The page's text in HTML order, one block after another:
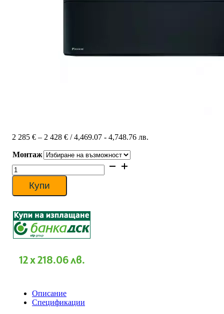
2 285 € – 2 428 €Price
2
285 €
/ 4,469.07 - 4,748.76 лв.
Монтаж
количество
за
Инверторен
климатик
BLACK
STYLISH,
14000
A++
Купи
12 x 218.06 лв.
Описание
Спецификации